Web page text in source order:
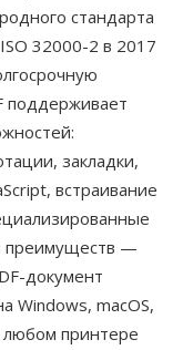
стандарта
32000-2 в 2017
поддерживает
закладки,
встраивание
преимуществ —
документ
Windows, macOS,
любом принтере